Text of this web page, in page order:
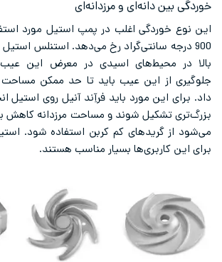
خوردگی بین دانه‌ای و مرزدانه‌ای
بالا در محیط‌های اسیدی در معرض این عیب
جلوگیری از این عیب باید تا حد ممکن مساحت
داد. برای این مورد باید فرآِند آنیل روی استیل
بزرگ‌تری تشکیل شوند و مساحت مرزدانه کاهش
برای این کاربری‌ها بسیار مناسب هستند.